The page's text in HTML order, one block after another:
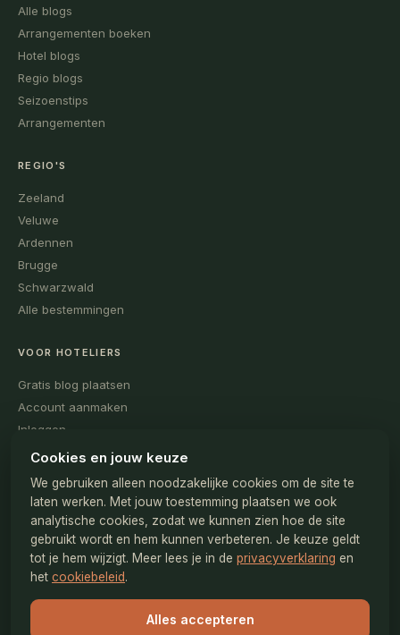
Alle blogs
Arrangementen boeken
Hotel blogs
Regio blogs
Seizoenstips
Arrangementen
REGIO'S
Zeeland
Veluwe
Ardennen
Brugge
Schwarzwald
Alle bestemmingen
VOOR HOTELIERS
Gratis blog plaatsen
Account aanmaken
Inloggen
Voorbeelden bekijken
Tips voor goede content
Contact redactie
OVER
Wat is dit?
Algemene voorwaarden
Cookies en jouw keuze
We gebruiken alleen noodzakelijke cookies om de site te
laten werken. Met jouw toestemming plaatsen we ook
analytische cookies, zodat we kunnen zien hoe de site
gebruikt wordt en hem kunnen verbeteren. Je keuze geldt
tot je hem wijzigt. Meer lees je in de privacyverklaring en
het cookiebeleid.
Alles accepteren